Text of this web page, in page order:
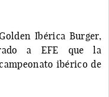
Ibérica Burger,
a EFE que la
ibérico de